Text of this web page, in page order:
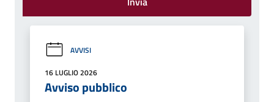
AVVISI
16 LUGLIO 2026
Avviso pubblico